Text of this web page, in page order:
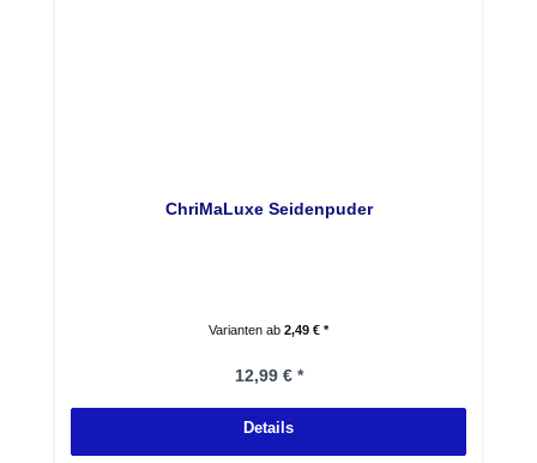
ChriMaLuxe Seidenpuder
Varianten ab 2,49 € *
Regulärer Preis:
12,99 € *
Details